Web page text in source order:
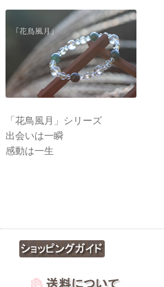
「花鳥風月」シリーズ
出会いは一瞬
感動は一生